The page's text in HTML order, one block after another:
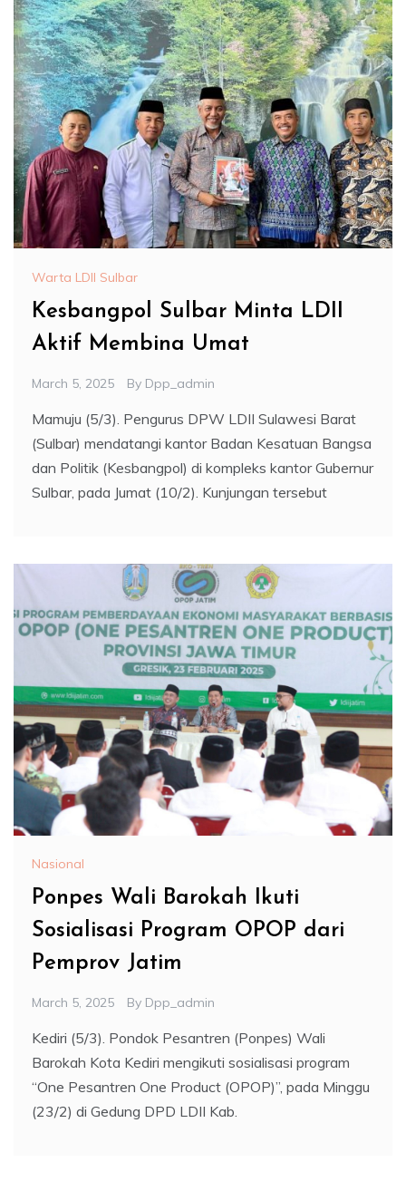
Warta LDII Sulbar
Kesbangpol Sulbar Minta LDII
Aktif Membina Umat
March 5, 2025 By Dpp_admin
Mamuju (5/3). Pengurus DPW LDII Sulawesi Barat
(Sulbar) mendatangi kantor Badan Kesatuan Bangsa
dan Politik (Kesbangpol) di kompleks kantor Gubernur
Sulbar, pada Jumat (10/2). Kunjungan tersebut
Nasional
Ponpes Wali Barokah Ikuti
Sosialisasi Program OPOP dari
Pemprov Jatim
March 5, 2025 By Dpp_admin
Kediri (5/3). Pondok Pesantren (Ponpes) Wali
Barokah Kota Kediri mengikuti sosialisasi program
“One Pesantren One Product (OPOP)”, pada Minggu
(23/2) di Gedung DPD LDII Kab.